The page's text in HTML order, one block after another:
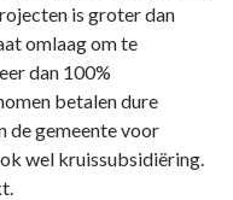
is groter dan
omlaag om te
dan 100%
betalen dure
de gemeente voor
wel kruissubsidiëring.